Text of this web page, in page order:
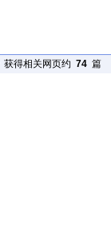
获得相关网页约 74 篇